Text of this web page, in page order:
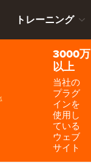
トレーニング
3000万
以上
当社の
プラグ
インを
使用し
ている
ウェブ
サイト